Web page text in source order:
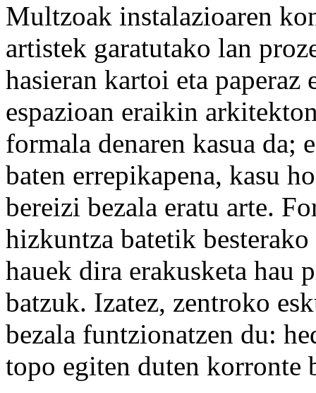
Multzoak instalazioaren
artistek garatutako lan
hasieran kartoi eta
espazioan eraikin
formala denaren kasua da;
baten errepikapena, kasu
bereizi bezala eratu arte.
hizkuntza batetik
hauek dira erakusketa hau
batzuk. Izatez, zentroko
bezala funtzionatzen du:
topo egiten duten korronte